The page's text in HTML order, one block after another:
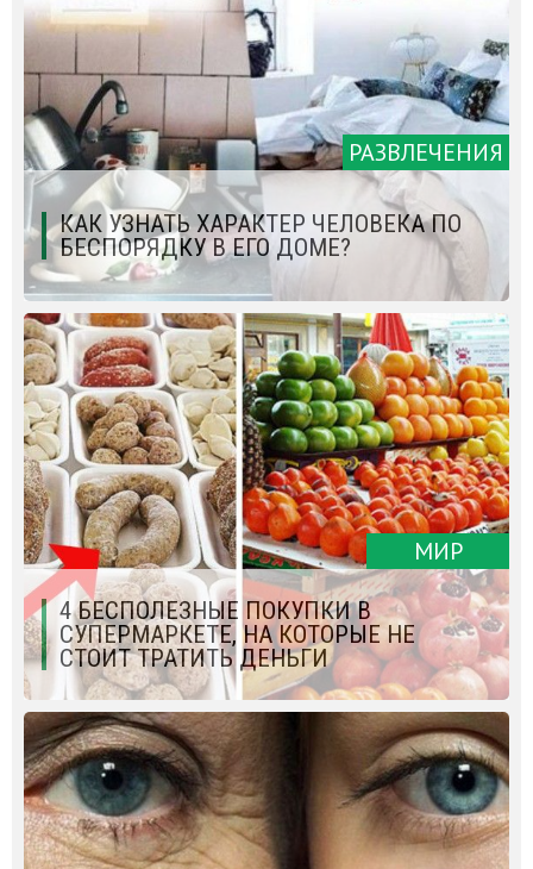
РАЗВЛЕЧЕНИЯ
КАК УЗНАТЬ ХАРАКТЕР ЧЕЛОВЕКА ПО
БЕСПОРЯДКУ В ЕГО ДОМЕ?
МИР
4 БЕСПОЛЕЗНЫЕ ПОКУПКИ В
СУПЕРМАРКЕТЕ, НА КОТОРЫЕ НЕ
СТОИТ ТРАТИТЬ ДЕНЬГИ